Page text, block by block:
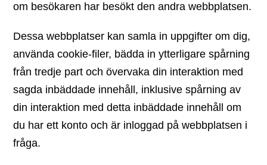
om besökaren har besökt den andra webbplatsen.
Dessa webbplatser kan samla in uppgifter om dig,
använda cookie-filer, bädda in ytterligare spårning
från tredje part och övervaka din interaktion med
sagda inbäddade innehåll, inklusive spårning av
din interaktion med detta inbäddade innehåll om
du har ett konto och är inloggad på webbplatsen i
fråga.